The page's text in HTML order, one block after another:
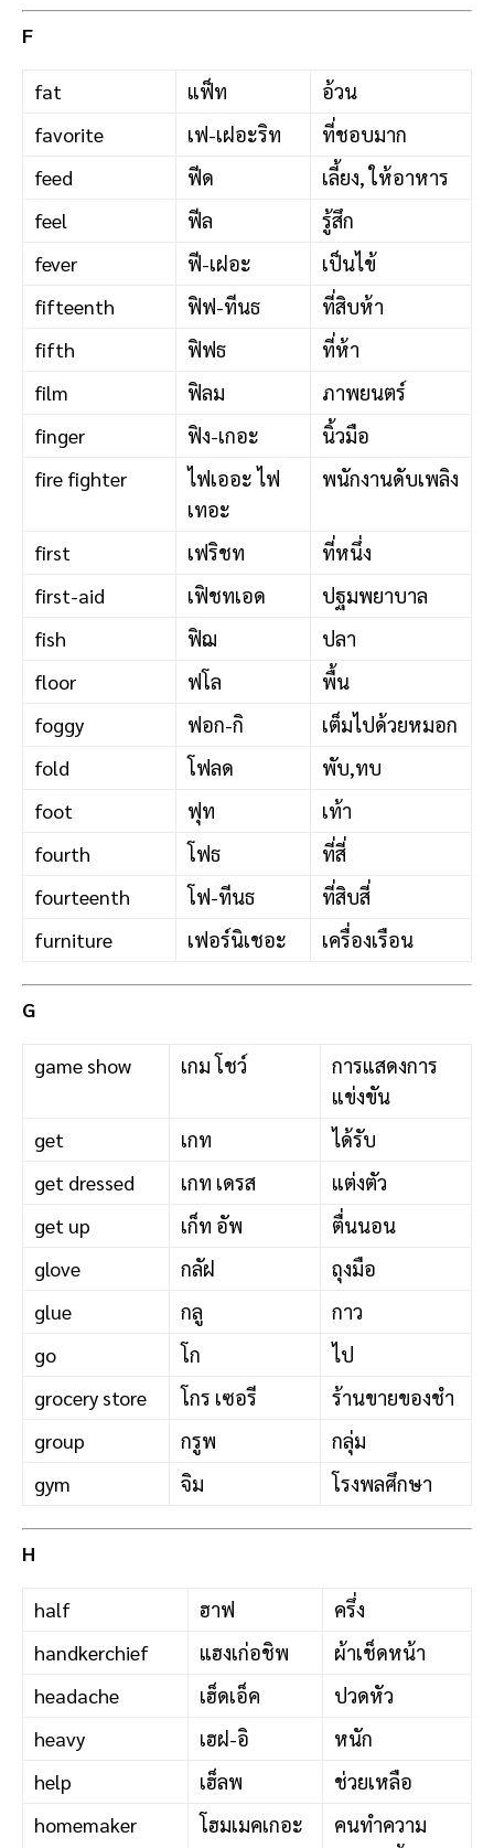
F
fat แฟ็ท
อ้วน
favorite
เฟ-เฝอะริท
ที่ชอบมาก
feed
ฟีด
เลี้ยง, ให้อาหาร
feel
ฟีล
รู้สึก
fever
ฟี-เฝอะ
เป็นไข้
fifteenth
ฟิฟ-ทีนธ
ที่สิบห้า
fifth
ฟิฟธ
ที่ห้า
film
ฟิลม
ภาพยนตร์
finger
ฟิง-เกอะ
นิ้วมือ
fire fighter
ไฟเออะ ไฟ
เทอะ
พนักงานดับเพลิง
first เฟริชท
ที่หนึ่ง
first-aid
เฟิชทเอด
ปฐมพยาบาล
fish
ฟิฌ
ปลา
floor
ฟโล
พื้น
foggy
ฟอก-กิ
เต็มไปด้วยหมอก
fold
โฟลด
พับ,ทบ
foot
ฟุท
เท้า
fourth
โฟธ
ที่สี่
fourteenth
โฟ-ทีนธ
ที่สิบสี่
furniture
เฟอร์นิเชอะ เครื่องเรือน
G
game show เกม โชว์
การแสดงการ
แข่งขัน
get
เกท
ได้รับ
get dressed
เกท เดรส
แต่งตัว
get up
เก็ท อัพ
ตื่นนอน
glove
กลัฝ
ถุงมือ
glue
กลู
กาว
go
โก
ไป
grocery store
โกร เซอรี
ร้านขายของชำ
group
กรูพ
กลุ่ม
gym
จิม โรงพลศึกษา
H
half ฮาฟ
ครึ่ง
handkerchief
แฮงเก่อชิพ
ผ้าเช็ดหน้า
headache
เฮ็ดเอ็ค
ปวดหัว
heavy
เฮฝ-อิ
หนัก
help
เฮ็ลพ
ช่วยเหลือ
homemaker
โฮมเมคเกอะ
คนทำความ